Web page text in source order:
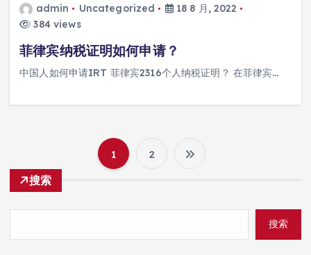
admin Uncategorized
18 8 月, 2022
384 views
菲律宾纳税证明如何申请？
中国人如何申请IRT 菲律宾2316个人纳税证明？ 在菲律宾…
文
章
分
1 2
搜索
搜索